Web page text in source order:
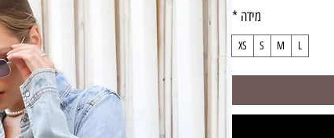
מידה *
L
M
S
XS